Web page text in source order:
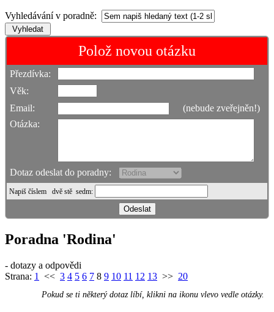
Vyhledávání v poradně:
Polož novou otázku
Přezdívka:
Věk:
Email:
(nebude zveřejněn!)
Otázka:
Dotaz odeslat do poradny:
Napiš číslem dvě stě sedm:
Poradna 'Rodina'
- dotazy a odpovědi
Strana: 1 << 3 4 5 6 7 8 9 10 11 12 13 >> 20
Pokud se ti některý dotaz líbí, klikni na ikonu vlevo vedle otázky.